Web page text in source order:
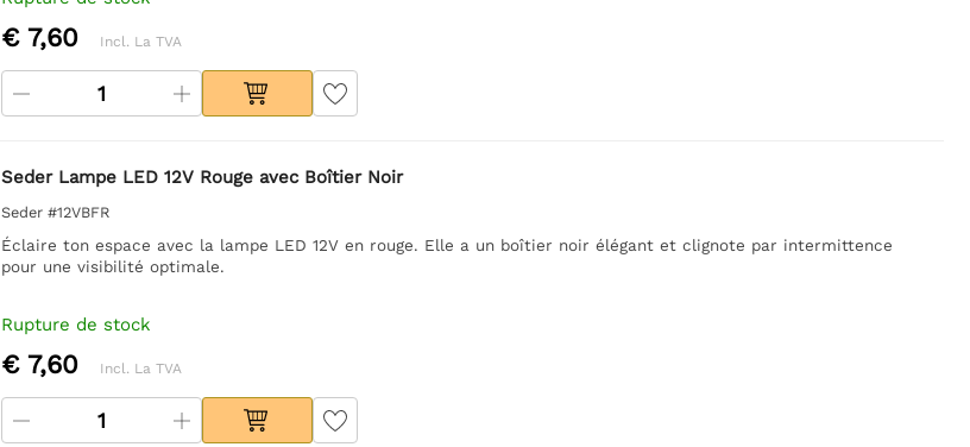
€ 7,60 Incl. La TVA
Seder Lampe LED 12V Rouge avec Boîtier Noir
Seder #12VBFR
Éclaire ton espace avec la lampe LED 12V en rouge. Elle a un boîtier noir élégant et clignote par intermittence
pour une visibilité optimale.
Rupture de stock
€ 7,60 Incl. La TVA